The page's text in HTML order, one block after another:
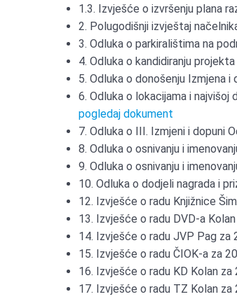
1.3. Izvješće o izvršenju plana
2. Polugodišnji izvještaj
3. Odluka o parkiralištima na
4. Odluka o kandidiranju
5. Odluka o donošenju Izmjena
6. Odluka o lokacijama i najvišoj
pogledaj dokument
7. Odluka o III. Izmjeni i dopuni
8. Odluka o osnivanju i
9. Odluka o osnivanju i
10. Odluka o dodjeli nagrada i
12. Izvješće o radu Knjižnice
13. Izvješće o radu DVD-a
14. Izvješće o radu JVP Pag za
15. Izvješće o radu ČIOK-a za
16. Izvješće o radu KD Kolan
17. Izvješće o radu TZ Kolan